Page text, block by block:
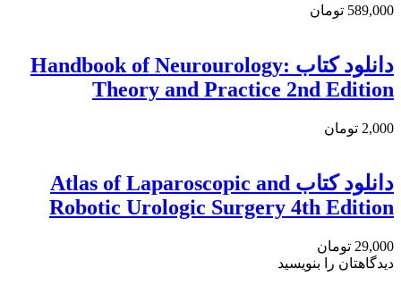
589,000 تومان
دانلود کتاب Handbook of Neurourology:
Theory and Practice 2nd Edition
2,000 تومان
دانلود كتاب Atlas of Laparoscopic and
Robotic Urologic Surgery 4th Edition
29,000 تومان
دیدگاهتان را بنویسید